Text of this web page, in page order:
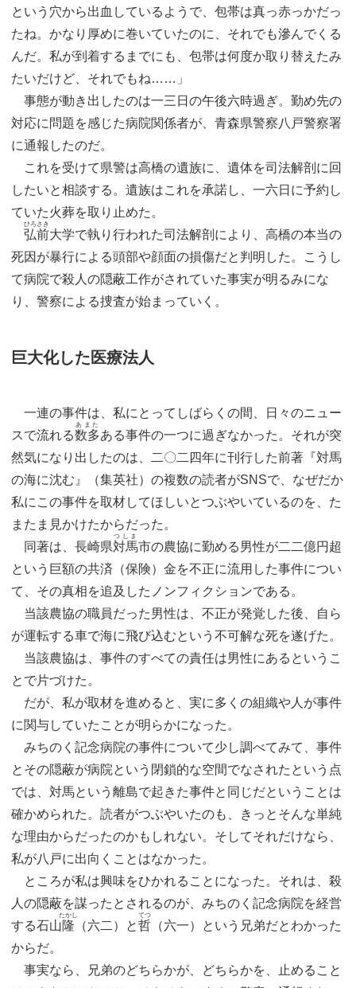
という穴から出血しているようで、包帯は真っ赤っかだっ
たね。かなり厚めに巻いていたのに、それでも滲んでくる
んだ。私が到着するまでにも、包帯は何度か取り替えたみ
たいだけど、それでもね……」
事態が動き出したのは一三日の午後六時過ぎ。勤め先の
対応に問題を感じた病院関係者が、青森県警察八戸警察署
に通報したのだ。
これを受けて県警は高橋の遺族に、遺体を司法解剖に回
したいと相談する。遺族はこれを承諾し、一六日に予約し
ていた火葬を取り止めた。
弘前
ひろさき
大学で執り行われた司法解剖により、高橋の本当の
死因が暴行による頭部や顔面の損傷だと判明した。こうし
て病院で殺人の隠蔽工作がされていた事実が明るみにな
り、警察による捜査が始まっていく。
巨大化した医療法人
一連の事件は、私にとってしばらくの間、日々のニュー
スで流れる数多
あまた
ある事件の一つに過ぎなかった。それが突
然気になり出したのは、二〇二四年に刊行した前著『対馬
の海に沈む』（集英社）の複数の読者がSNSで、なぜだか
私にこの事件を取材してほしいとつぶやいているのを、た
またま見かけたからだった。
同著は、長崎県対馬
つしま
市の農協に勤める男性が二二億円超
という巨額の共済（保険）金を不正に流用した事件につい
て、その真相を追及したノンフィクションである。
当該農協の職員だった男性は、不正が発覚した後、自ら
が運転する車で海に飛び込むという不可解な死を遂げた。
当該農協は、事件のすべての責任は男性にあるというこ
とで片づけた。
だが、私が取材を進めると、実に多くの組織や人が事件
に関与していたことが明らかになった。
みちのく記念病院の事件について少し調べてみて、事件
とその隠蔽が病院という閉鎖的な空間でなされたという点
では、対馬という離島で起きた事件と同じだということは
確かめられた。読者がつぶやいたのも、きっとそんな単純
な理由からだったのかもしれない。そしてそれだけなら、
私が八戸に出向くことはなかった。
ところが私は興味をひかれることになった。それは、殺
人の隠蔽を謀ったとされるのが、みちのく記念病院を経営
する石山隆
たかし
（六二）と哲
てつ
（六一）という兄弟だとわかった
からだ。
事実なら、兄弟のどちらかが、どちらかを、止めること